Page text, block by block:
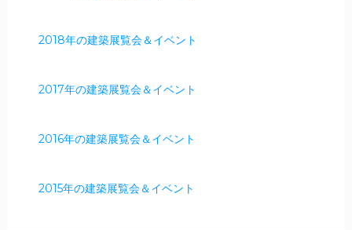
2018年の建築展覧会＆イベント
2017年の建築展覧会＆イベント
2016年の建築展覧会＆イベント
2015年の建築展覧会＆イベント